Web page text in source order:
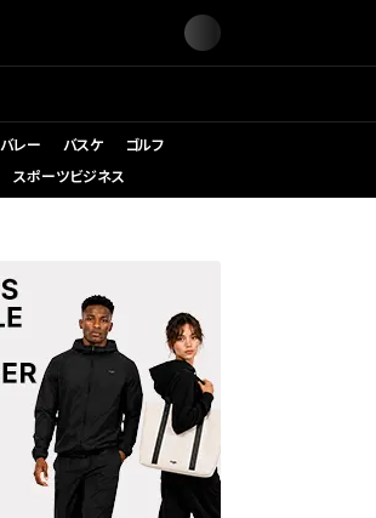
バレー バスケ
ゴルフ
スポーツビジネス